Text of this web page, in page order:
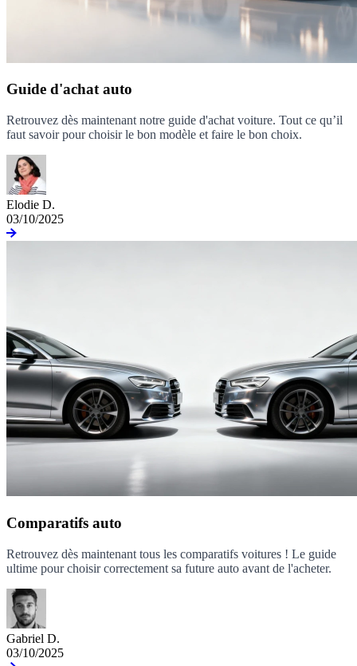
Guide d'achat auto
Retrouvez dès maintenant notre guide d'achat voiture. Tout ce qu’il
faut savoir pour choisir le bon modèle et faire le bon choix.
Elodie D.
03/10/2025
Comparatifs auto
Retrouvez dès maintenant tous les comparatifs voitures ! Le guide
ultime pour choisir correctement sa future auto avant de l'acheter.
Gabriel D.
03/10/2025